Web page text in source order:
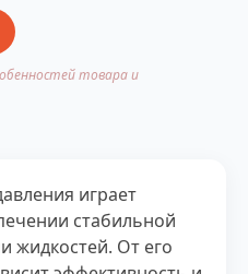
товара и
играет
стабильной
жидкостей. От его